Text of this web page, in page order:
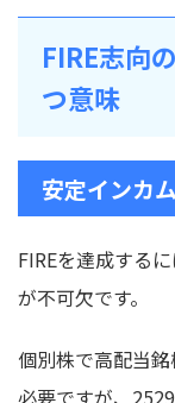
FIRE志向
つ意味
安定インカ
FIREを達成する
が不可欠です。
個別株で高配当
必要ですが、